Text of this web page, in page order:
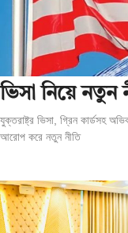
ভিসা নিয়ে নতুন
যুক্তরাষ্ট্র ভিসা, গ্রিন কার্ডসহ
আরোপ করে নতুন নীতি